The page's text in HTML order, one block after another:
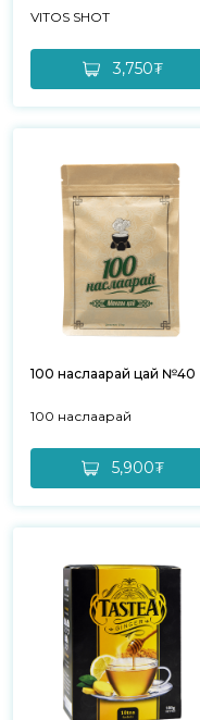
VITOS SHOT
3,750₮
100 наслаарай цай №40
100 наслаарай
5,900₮